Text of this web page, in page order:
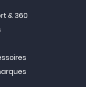
& 360